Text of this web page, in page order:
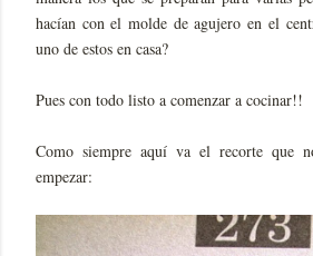
hacían con el molde de agujero en el
uno de estos en casa?
Pues con todo listo a comenzar a cocinar!!
Como siempre aquí va el recorte que
empezar: